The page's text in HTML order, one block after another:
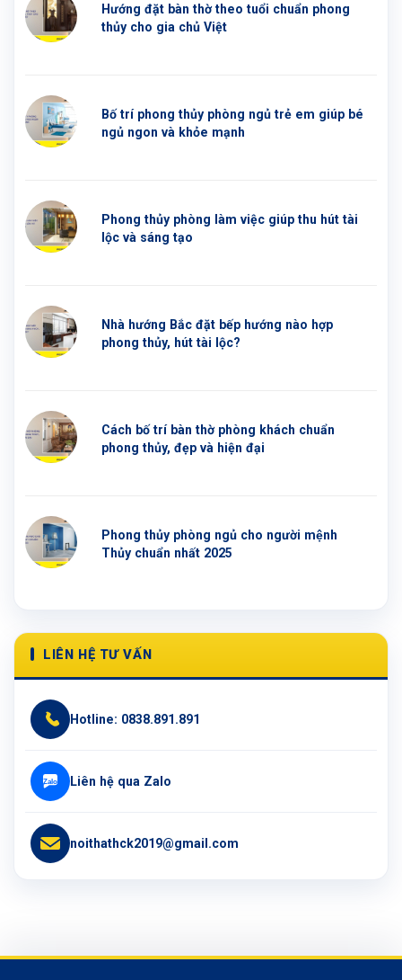
Hướng đặt bàn thờ theo tuổi chuẩn phong
thủy cho gia chủ Việt
Bố trí phong thủy phòng ngủ trẻ em giúp bé
ngủ ngon và khỏe mạnh
Phong thủy phòng làm việc giúp thu hút tài
lộc và sáng tạo
Nhà hướng Bắc đặt bếp hướng nào hợp
phong thủy, hút tài lộc?
Cách bố trí bàn thờ phòng khách chuẩn
phong thủy, đẹp và hiện đại
Phong thủy phòng ngủ cho người mệnh
Thủy chuẩn nhất 2025
LIÊN HỆ TƯ VẤN
Hotline: 0838.891.891
Liên hệ qua Zalo
noithathck2019@gmail.com